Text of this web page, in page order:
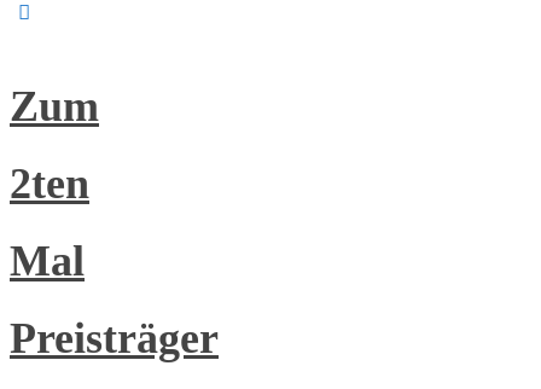
Zum
2ten
Mal
Preisträger